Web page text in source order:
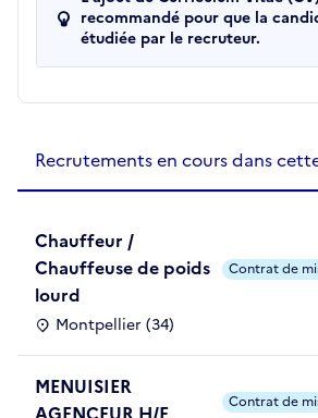
recommandé pour que la
étudiée par le recruteur.
Recrutements en cours dans
Chauffeur /
Chauffeuse de poids
lourd
Montpellier (34)
Contrat de
MENUISIER
Contrat de